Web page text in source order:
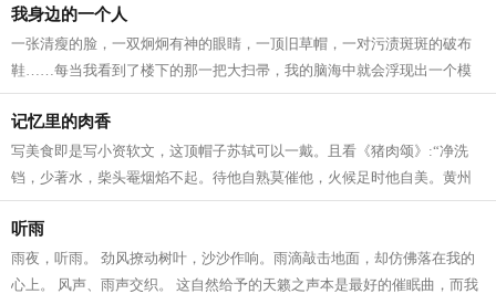
我身边的一个人
一张清瘦的脸，一双炯炯有神的眼睛，一顶旧草帽，一对污渍斑斑的破布
鞋……每当我看到了楼下的那一把大扫帚，我的脑海中就会浮现出一个模
糊的身影——一位女清洁工。经过了一...
记忆里的肉香
写美食即是写小资软文，这顶帽子苏轼可以一戴。且看《猪肉颂》:“净洗
铛，少著水，柴头罨烟焰不起。待他自熟莫催他，火候足时他自美。黄州
好猪肉，价贱如泥土。贵者不肯吃，贫...
听雨
雨夜，听雨。 劲风撩动树叶，沙沙作响。雨滴敲击地面，却仿佛落在我的
心上。 风声、雨声交织。 这自然给予的天籁之声本是最好的催眠曲，而我